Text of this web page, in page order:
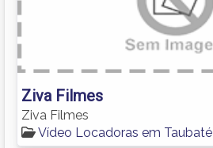
Ziva Filmes
Ziva Filmes
Vídeo Locadoras em Taubaté